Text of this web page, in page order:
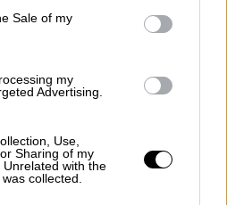
Sale of my
my
Advertising.
Use,
Sharing of my
with the
collected.